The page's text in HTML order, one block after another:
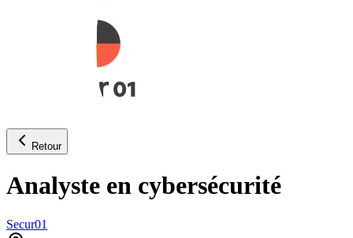
Retour
Analyste en cybersécurité
Secur01